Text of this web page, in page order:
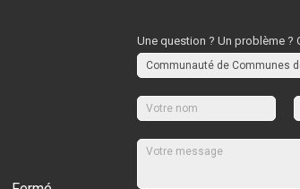
Une question ? Un problème ?